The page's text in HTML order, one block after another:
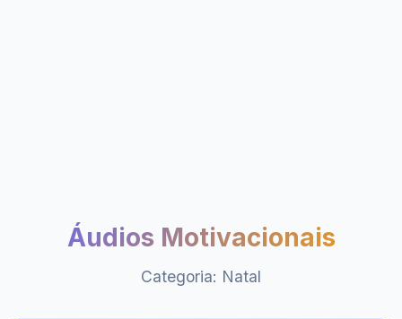
Áudios Motivacionais
Categoria: Natal